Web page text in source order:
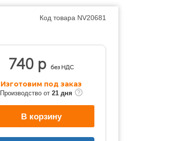
Код товара NV20681
740 р без НДС
Изготовим под заказ
Производство от 21 дня
В корзину